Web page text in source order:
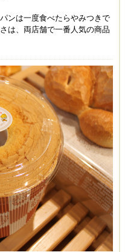
ンは一度食べたらやみつきで
は、両店舗で一番人気の商品